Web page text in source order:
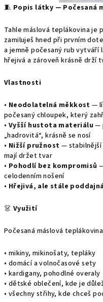
🧵 Popis látky — Počesaná
Tahle máslová teplákovina
zamiluješ hned při prvním
a jemně počesaný rub
hřejivá a zároveň krásně drží
Vlastnosti
• Neodolatelná měkkost —
počesaný chloupek, který
• Vyšší hustota materiálu —
„hadrovitá“, krásně se nosí
• Nižší pružnost —
mají držet tvar
• Pohodlí bez kompromisů
celodenním nošení
• Hřejivá, ale stále poddajná
👗 Využití
Počesaná máslová
• mikiny, mikinošaty, tepláky
• domácí a volnočasové sety
• kardigany, pohodlné overaly
• dětské oblečení, kde je
• všechny střihy, kde chceš